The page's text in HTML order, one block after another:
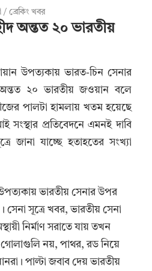
/ ব্রেকিং খবর
অন্তত ২০ ভারতীয়
উপত্যকায় ভারত-চিন সেনার
অন্তত ২০ ভারতীয় জওয়ান বলে
পালটা হামলায় খতম হয়েছে
প্রতিবেদনে এমনই দাবি
জানা যাচ্ছে হতাহতের সংখ্যা
ভারতীয় সেনার উপর
সেনা সূত্রে খবর, ভারতীয় সেনা
নির্মাণ সরাতে যায় তখন
গোলাগুলি নয়, পাথর, রড নিয়ে
পাল্টা জবাব দেয় ভারতীয়